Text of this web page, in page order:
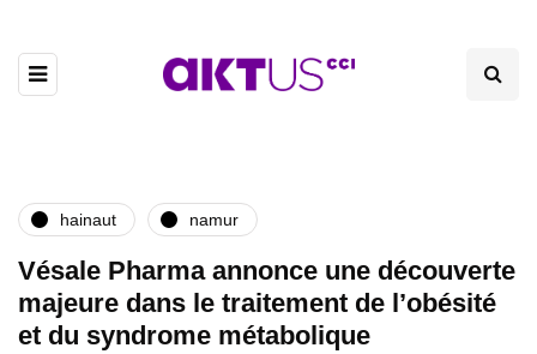
hainaut namur
Vésale Pharma annonce une découverte
majeure dans le traitement de l’obésité
et du syndrome métabolique